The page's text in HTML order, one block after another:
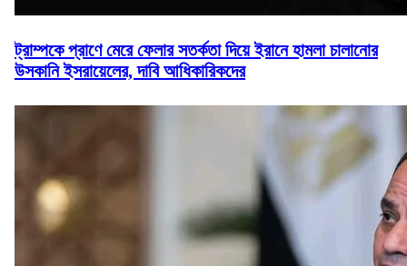
ট্রাম্পকে প্রাণে মেরে ফেলার সতর্কতা দিয়ে ইরানে হামলা চালানোর
উসকানি ইসরায়েলের, দাবি আধিকারিকদের